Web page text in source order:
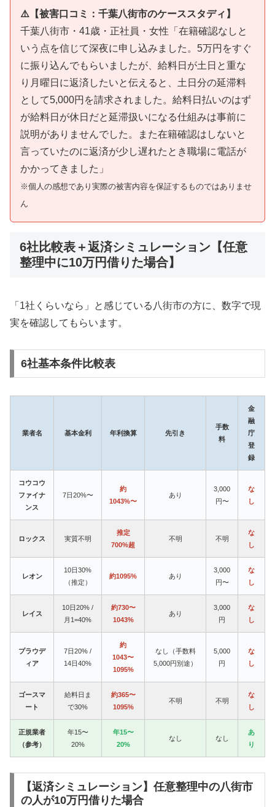
⚠️【被害口コミ：千葉八街市のケーススタディ】
千葉八街市・41歳・正社員・女性「在籍確認なしと
いう点を信じて深夜に申し込みました。5万円をすぐ
に振り込んでもらいましたが、給料日が土日と重な
り月曜日に返済したいと伝えると、土日分の延滞料
として5,000円を請求されました。給料日払いのはず
が給料日が休日だと延滞扱いになる仕組みは事前に
説明がありませんでした。また在籍確認はしないと
言っていたのに返済が少し遅れたとき職場に電話が
かかってきました」
※個人の感想であり実際の被害内容を保証するものではありませ
ん
6社比較表＋返済シミュレーション【任意
整理中に10万円借りた場合】
「1社くらいなら」と感じている八街市の方に、数字で現
実を確認してもらいます。
6社基本条件比較表
業者名 基本金利 年利換算 先引き
手数
料
金
融
庁
登
録
コウコウ
ファイナ
ンス
7日20%〜
約
1043%〜
あり
3,000
円〜
な
し
ロックス 実質不明
推定
700%超
不明 不明
な
し
レオン
10日30%
（推定）
約1095% あり
3,000
円〜
な
し
レイス
10日20% /
月1=40%
約730〜
1043%
あり
3,000
円
な
し
プラウデ
ィア
7日20% /
14日40%
約
1043〜
1095%
なし（手数料
5,000円別途）
5,000
円
な
し
ゴースマ
ート
給料日ま
で30%
約365〜
1095%
不明 不明
な
し
正規業者
（参考）
年15〜
20%
年15〜
20%
なし なし
あ
り
【返済シミュレーション】任意整理中の八街市
の人が10万円借りた場合